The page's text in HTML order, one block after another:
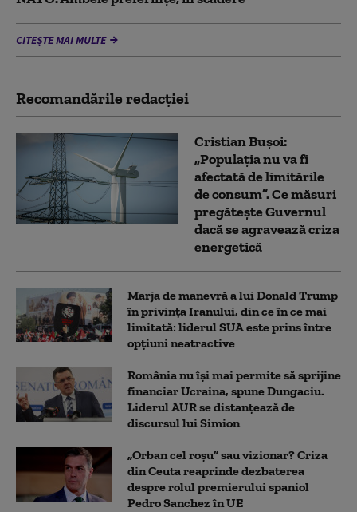
CITEȘTE MAI MULTE
Recomandările redacţiei
Cristian Bușoi:
„Populația nu va fi
afectată de limitările
de consum”. Ce măsuri
pregătește Guvernul
dacă se agravează criza
energetică
Marja de manevră a lui Donald Trump
în privința Iranului, din ce în ce mai
limitată: liderul SUA este prins între
opțiuni neatractive
România nu își mai permite să sprijine
financiar Ucraina, spune Dungaciu.
Liderul AUR se distanțează de
discursul lui Simion
„Orban cel roșu” sau vizionar? Criza
din Ceuta reaprinde dezbaterea
despre rolul premierului spaniol
Pedro Sanchez în UE